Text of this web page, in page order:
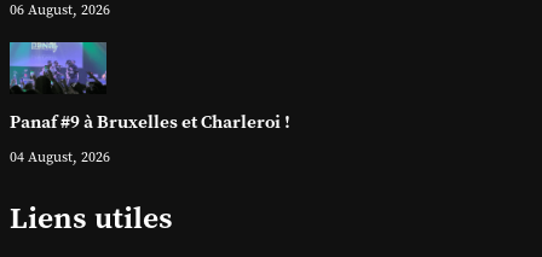
06 August, 2026
Panaf #9 à Bruxelles et Charleroi !
04 August, 2026
Liens utiles